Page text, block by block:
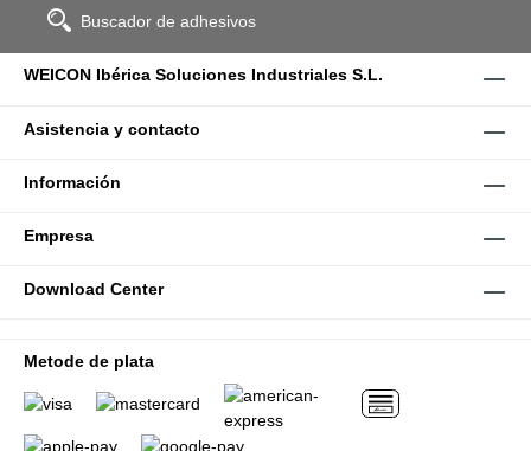
Buscador de adhesivos
WEICON Ibérica Soluciones Industriales S.L.
Asistencia y contacto
Información
Empresa
Download Center
Metode de plata